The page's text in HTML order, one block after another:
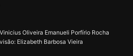
Oliveira Emanueli Porfírio Rocha
Elizabeth Barbosa Vieira